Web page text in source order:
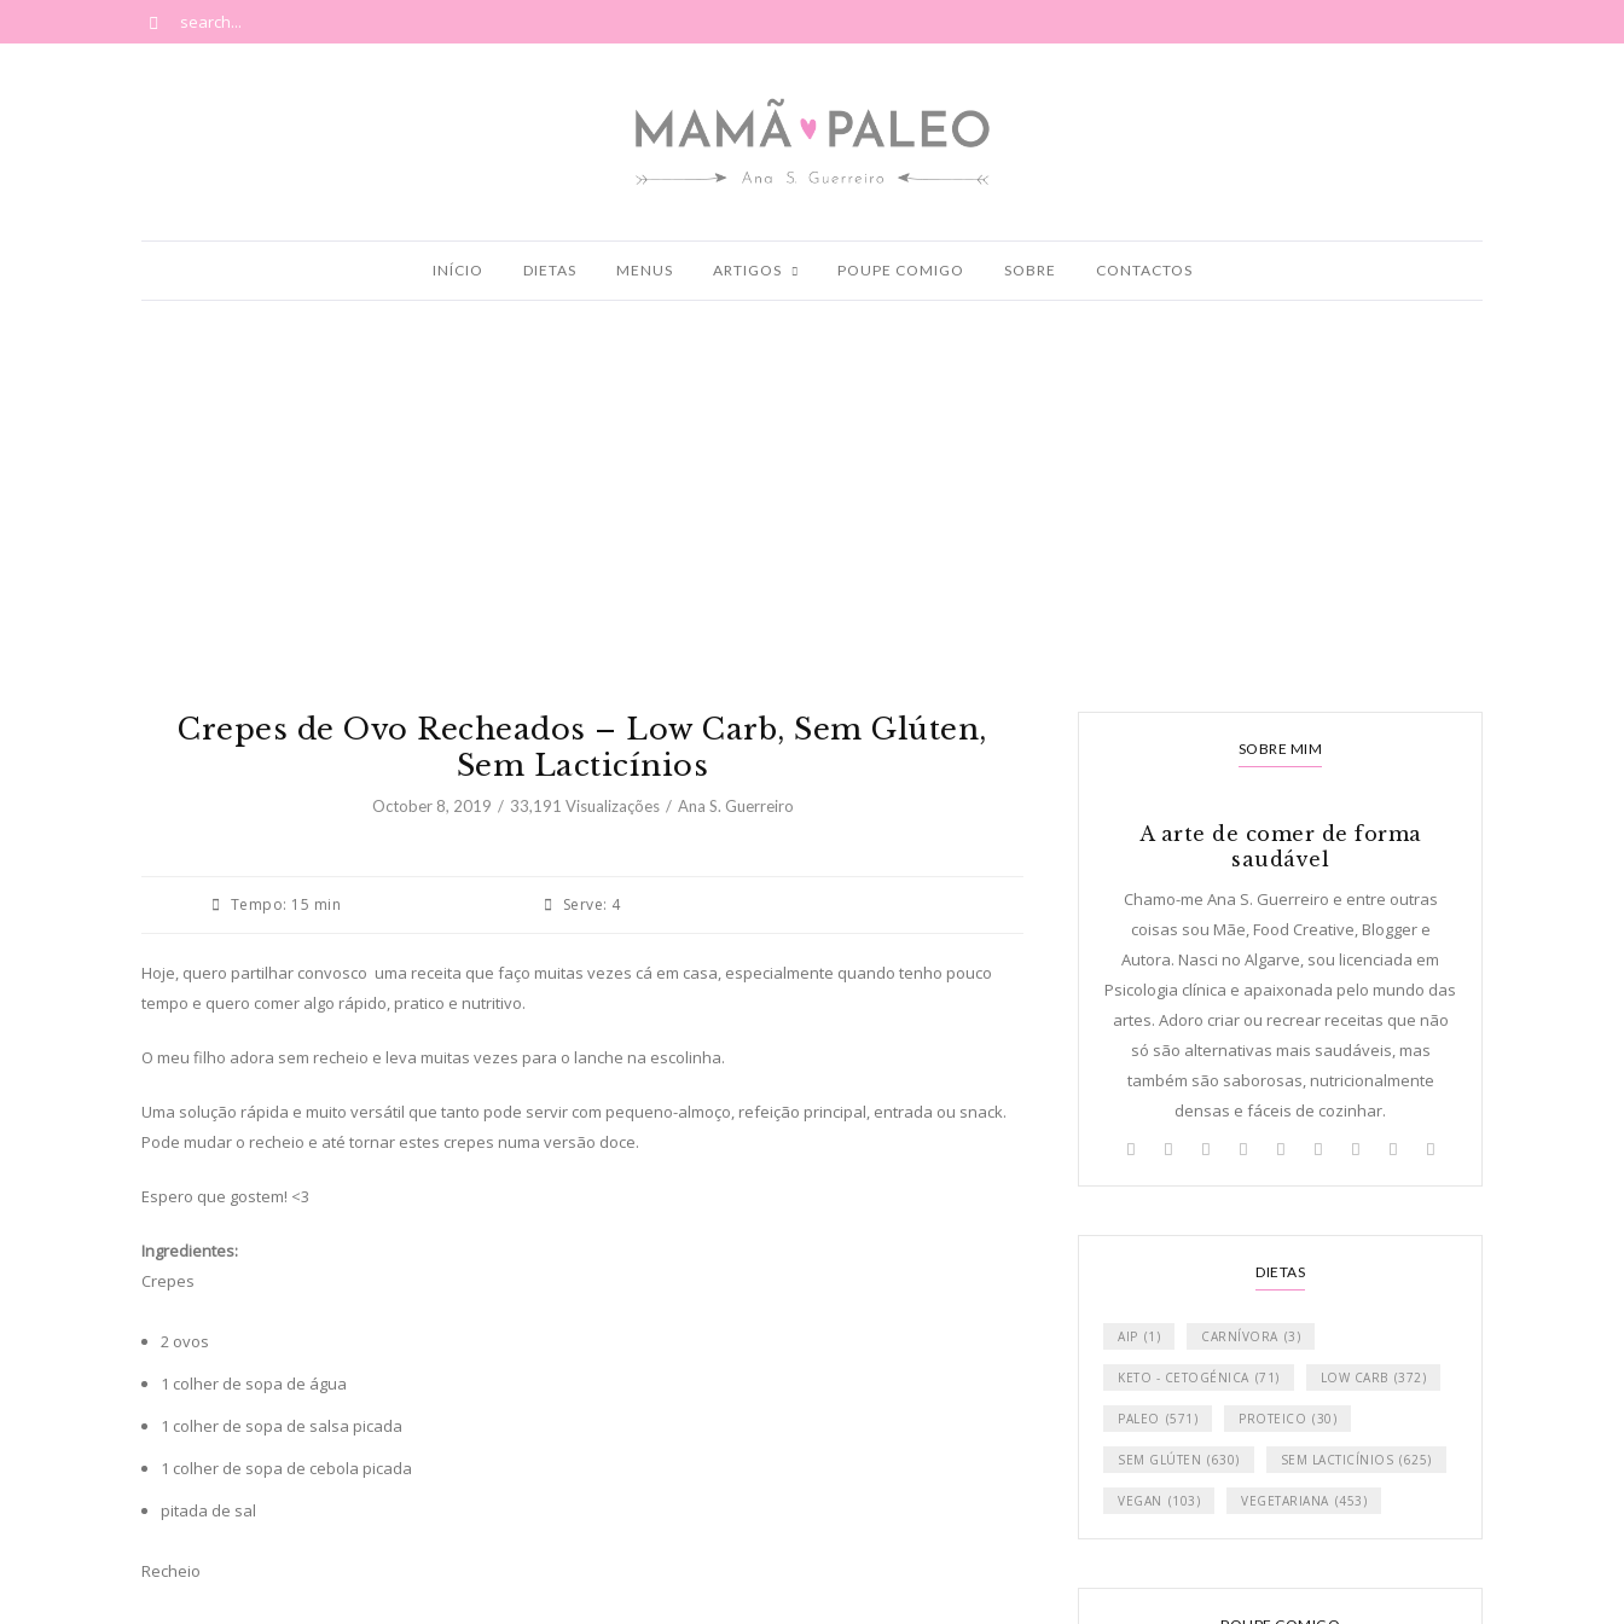
INÍCIO DIETAS MENUS ARTIGOS POUPE COMIGO SOBRE CONTACTOS
Crepes de Ovo Recheados – Low Carb, Sem Glúten,
Sem Lacticínios
October 8, 2019 33,191 Visualizações Ana S. Guerreiro
Tempo: 15 min Serve: 4
Hoje, quero partilhar convosco uma receita que faço muitas vezes cá em casa, especialmente quando tenho pouco
tempo e quero comer algo rápido, pratico e nutritivo.
O meu filho adora sem recheio e leva muitas vezes para o lanche na escolinha.
Uma solução rápida e muito versátil que tanto pode servir com pequeno-almoço, refeição principal, entrada ou snack.
Pode mudar o recheio e até tornar estes crepes numa versão doce.
Espero que gostem! <3
Ingredientes:
Crepes
2 ovos
1 colher de sopa de água
1 colher de sopa de salsa picada
1 colher de sopa de cebola picada
pitada de sal
Recheio
SOBRE MIM
A arte de comer de forma
saudável
Chamo-me Ana S. Guerreiro e entre outras
coisas sou Mãe, Food Creative, Blogger e
Autora. Nasci no Algarve, sou licenciada em
Psicologia clínica e apaixonada pelo mundo das
artes. Adoro criar ou recrear receitas que não
só são alternativas mais saudáveis, mas
também são saborosas, nutricionalmente
densas e fáceis de cozinhar.
DIETAS
AIP (1) CARNÍVORA (3)
KETO - CETOGÉNICA (71) LOW CARB (372)
PALEO (571) PROTEICO (30)
SEM GLÚTEN (630) SEM LACTICÍNIOS (625)
VEGAN (103) VEGETARIANA (453)